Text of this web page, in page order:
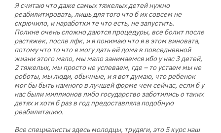
Я считаю что даже самых тяжелых детей нужно
реабилитировать, лишь для того что б их совсем не
скрючило, и наработки те что есть, не запустить.
Полине очень сложно даются процедуры, все болит после
растяжек, после лфк, и я понимаю что я в этом виновата,
потому что то что я могу дать ей дома в повседневной
жизни этого мало, мы мало занимаемся ибо у нас 3 детей,
2 тяжелых, мы просто не успеваем, где – то устаем мы не
роботы, мы люди, обычные, и я вот думаю, что ребенок
мог бы быть намного в лучшей форме чем сейчас, если б у
нас были миллионов либо государство заботились о таких
детях и хотя б раз в год предоставляла подобную
реабилитацию.
Все специалисты здесь молодцы, трудяги, это 5 курс наш